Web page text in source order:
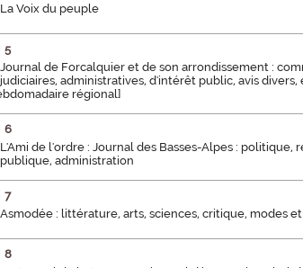
La Voix du peuple
5
Journal de Forcalquier et de son arrondissement :
judiciaires, administratives, d'intérêt public, avis
régional]
6
L'Ami de l'ordre : Journal des Basses-Alpes :
publique, administration
7
Asmodée : littérature, arts, sciences, critique, modes
8